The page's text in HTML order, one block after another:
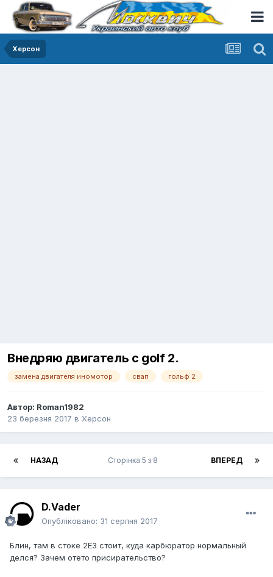
Херсон
Внедряю двигатель с golf 2.
замена двигателя иномотор свап гольф 2
Автор: Roman1982
23 березня 2017 в Херсон
НАЗАД ВПЕРЕД
Сторінка 5 з 8
D.Vader
Опубліковано: 31 серпня 2017
Блин, там в стоке 2Е3 стоит, куда карбюратор нормальный
делся? Зачем отето присирательство?